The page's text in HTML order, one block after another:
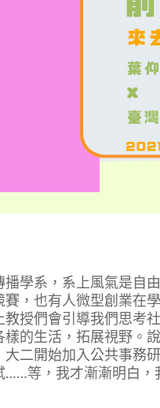
播學系，系上風氣是自
賽，也有人微型創業在
教授們會引導我們思考
樣的生活，拓展視野。
大二開始加入公共事務
……等，我才漸漸明白，